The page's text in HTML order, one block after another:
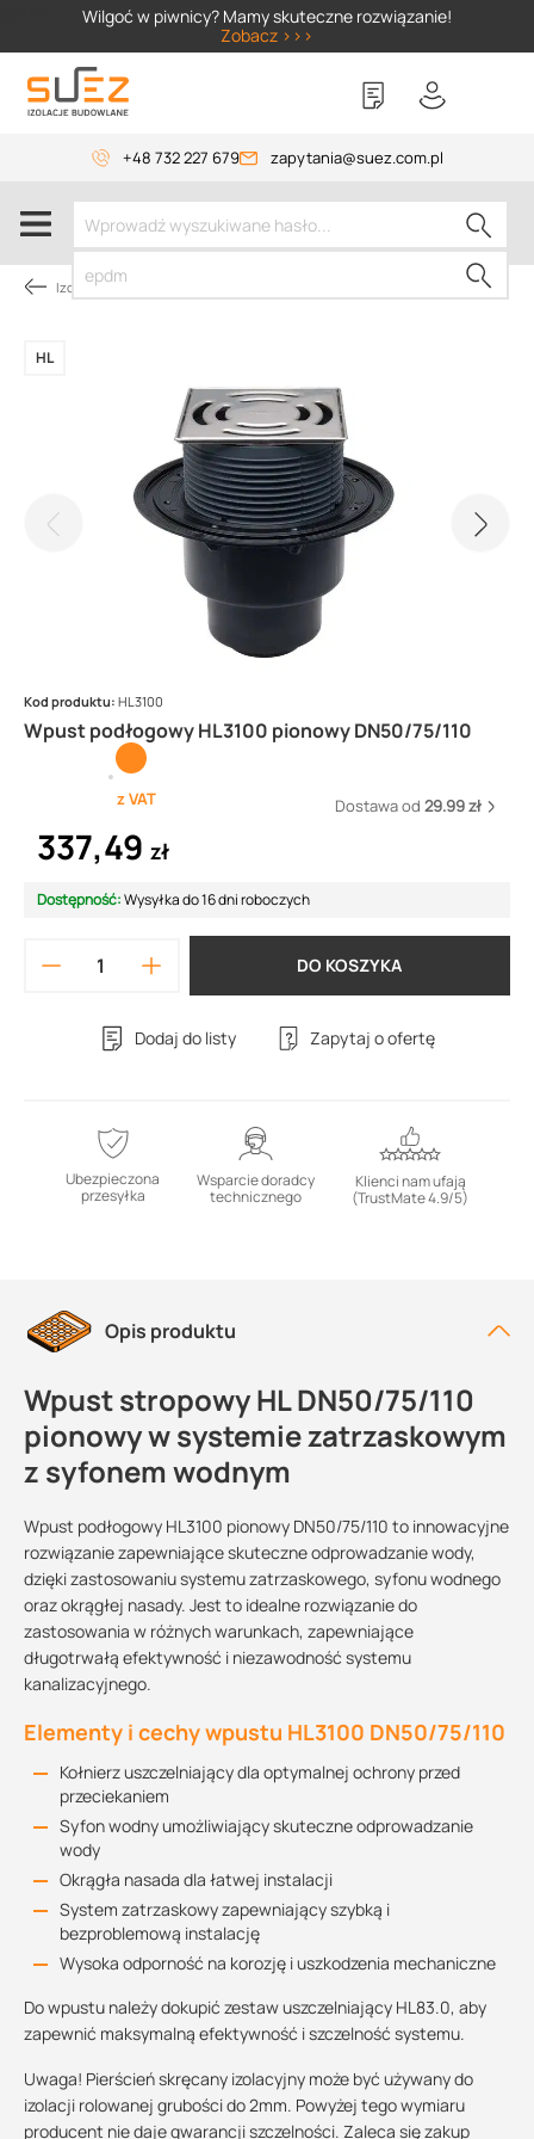
Wilgoć w piwnicy? Mamy skuteczne rozwiązanie!
Zobacz >>>
+48 732 227 679 zapytania@suez.com.pl
Izolacja piwnic od wewnątrz
Wpust podłogowy HL3100 pionowy DN50/75/110
HL
Kod produktu: HL3100
z VAT Dostawa od 29.99 zł
337,49 zł
Dostępność:Wysyłka do 16 dni roboczych
DO KOSZYKA
Dodaj do listy Zapytaj o ofertę
Ubezpieczona
przesyłka
Wsparcie doradcy
technicznego
Klienci nam ufają
(TrustMate 4.9/5)
Opis produktu
Wpust stropowy HL DN50/75/110
pionowy w systemie zatrzaskowym
z syfonem wodnym
Wpust podłogowy HL3100 pionowy DN50/75/110 to innowacyjne
rozwiązanie zapewniające skuteczne odprowadzanie wody,
dzięki zastosowaniu systemu zatrzaskowego, syfonu wodnego
oraz okrągłej nasady. Jest to idealne rozwiązanie do
zastosowania w różnych warunkach, zapewniające
długotrwałą efektywność i niezawodność systemu
kanalizacyjnego.
Elementy i cechy wpustu HL3100 DN50/75/110
Kołnierz uszczelniający dla optymalnej ochrony przed
przeciekaniem
Syfon wodny umożliwiający skuteczne odprowadzanie
wody
Okrągła nasada dla łatwej instalacji
System zatrzaskowy zapewniający szybką i
bezproblemową instalację
Wysoka odporność na korozję i uszkodzenia mechaniczne
Do wpustu należy dokupić zestaw uszczelniający HL83.0, aby
zapewnić maksymalną efektywność i szczelność systemu.
Uwaga! Pierścień skręcany izolacyjny może być używany do
izolacji rolowanej grubości do 2mm. Powyżej tego wymiaru
producent nie daje gwarancji szczelności. Zaleca się zakup